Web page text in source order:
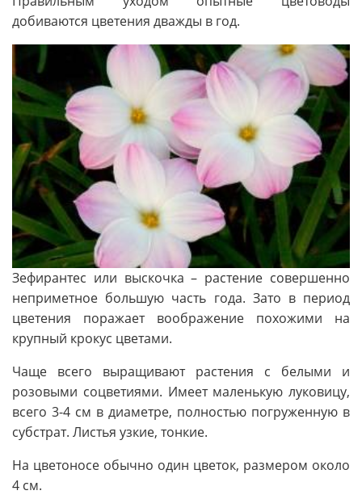
добиваются цветения дважды в год.
Зефирантес или выскочка – растение совершенно
неприметное большую часть года. Зато в период
цветения поражает воображение похожими на
крупный крокус цветами.
Чаще всего выращивают растения с белыми и
розовыми соцветиями. Имеет маленькую луковицу,
всего 3-4 см в диаметре, полностью погруженную в
субстрат. Листья узкие, тонкие.
На цветоносе обычно один цветок, размером около
4 см.